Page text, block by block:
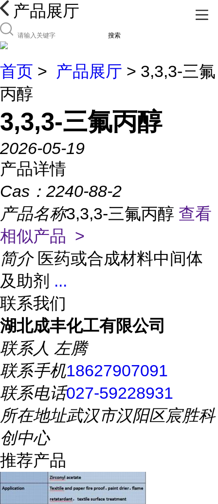
产品展厅
搜索
首页 > 产品展厅 > 3,3,3-三氟
丙醇
3,3,3-三氟丙醇
2026-05-19
产品详情
Cas： 2240-88-2
产品名称3,3,3-三氟丙醇 查看
相似产品 >
简介 医药或合成材料中间体
及助剂 ...
联系我们
湖北成丰化工有限公司
联系人 左腾
联系手机18627907091
联系电话027-59228931
所在地址武汉市汉阳区宸胜科
创中心
推荐产品